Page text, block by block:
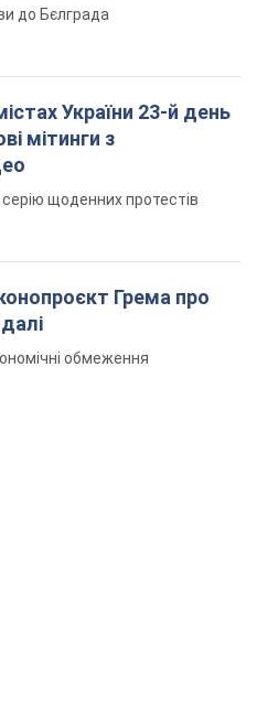
до Бєлграда
України 23-й день
мітинги з
щоденних протестів
Грема про
обмеження